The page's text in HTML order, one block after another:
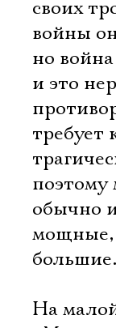
своих
войны
но
и это
требует
обычно
мощные,
большие.
На